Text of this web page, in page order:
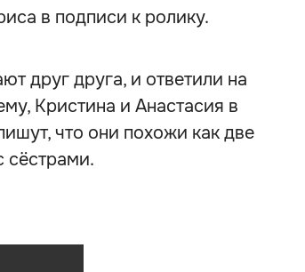
в подписи к ролику.
друг друга, и ответили на
Кристина и Анастасия в
что они похожи как две
сёстрами.